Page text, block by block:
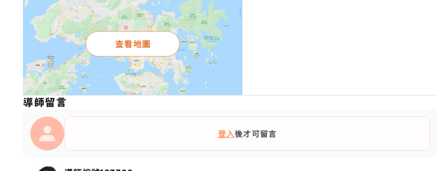
查看地圖
導師留言
登入後才可留言